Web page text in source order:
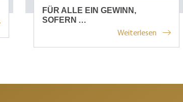
FÜR ALLE EIN GEWINN,
SOFERN …
Weiterlesen